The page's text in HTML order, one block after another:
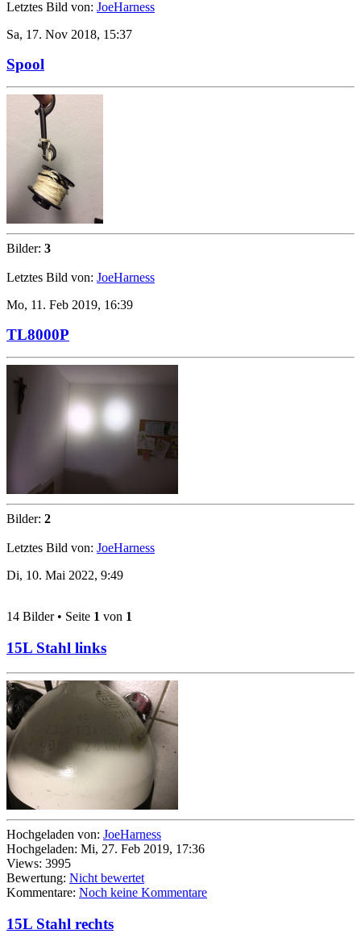
Letztes Bild von: JoeHarness
Sa, 17. Nov 2018, 15:37
Spool
Bilder: 3
Letztes Bild von: JoeHarness
Mo, 11. Feb 2019, 16:39
TL8000P
Bilder: 2
Letztes Bild von: JoeHarness
Di, 10. Mai 2022, 9:49
14 Bilder • Seite 1 von 1
15L Stahl links
Hochgeladen von: JoeHarness
Hochgeladen: Mi, 27. Feb 2019, 17:36
Views: 3995
Bewertung: Nicht bewertet
Kommentare: Noch keine Kommentare
15L Stahl rechts